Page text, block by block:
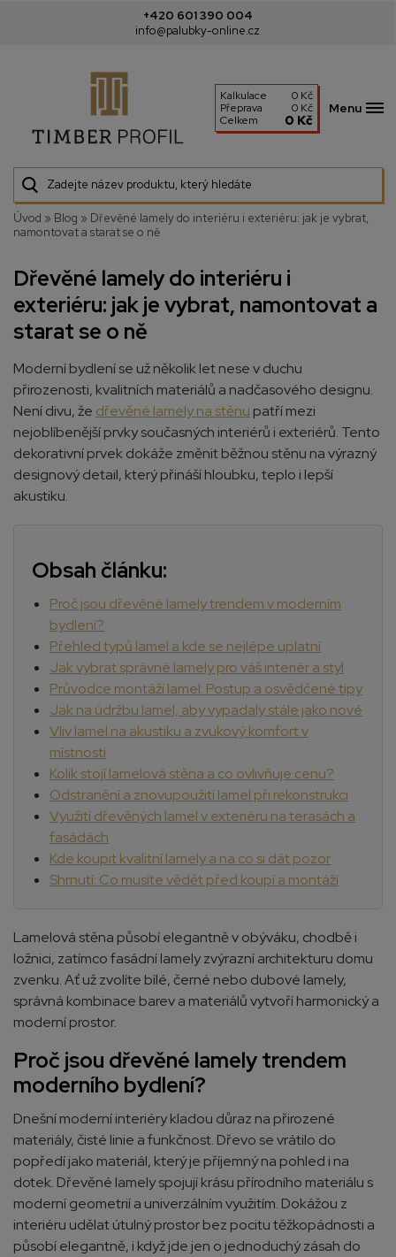
+420 601 390 004
info@palubky-online.cz
Kalkulace
0 Kč
Přeprava
0 Kč
Celkem
0 Kč
Menu
Úvod » Blog » Dřevěné lamely do interiéru i exteriéru: jak je vybrat,
namontovat a starat se o ně
Dřevěné lamely do interiéru i
exteriéru: jak je vybrat, namontovat a
starat se o ně
Moderní bydlení se už několik let nese v duchu
přirozenosti, kvalitních materiálů a nadčasového designu.
Není divu, že dřevěné lamely na stěnu patří mezi
nejoblíbenější prvky současných interiérů i exteriérů. Tento
dekorativní prvek dokáže změnit běžnou stěnu na výrazný
designový detail, který přináší hloubku, teplo i lepší
akustiku.
Obsah článku:
Proč jsou dřevěné lamely trendem v moderním
bydlení?
Přehled typů lamel a kde se nejlépe uplatní
Jak vybrat správné lamely pro váš interiér a styl
Průvodce montáží lamel: Postup a osvědčené tipy
Jak na údržbu lamel, aby vypadaly stále jako nové
Vliv lamel na akustiku a zvukový komfort v
místnosti
Kolik stojí lamelová stěna a co ovlivňuje cenu?
Odstranění a znovupoužití lamel při rekonstrukci
Využití dřevěných lamel v exteriéru na terasách a
fasádách
Kde koupit kvalitní lamely a na co si dát pozor
Shrnutí: Co musíte vědět před koupí a montáží
Lamelová stěna působí elegantně v obýváku, chodbě i
ložnici, zatímco fasádní lamely zvýrazní architekturu domu
zvenku. Ať už zvolíte bílé, černé nebo dubové lamely,
správná kombinace barev a materiálů vytvoří harmonický a
moderní prostor.
Proč jsou dřevěné lamely trendem
moderního bydlení?
Dnešní moderní interiéry kladou důraz na přirozené
materiály, čisté linie a funkčnost. Dřevo se vrátilo do
popředí jako materiál, který je příjemný na pohled i na
dotek. Dřevěné lamely spojují krásu přírodního materiálu s
moderní geometrií a univerzálním využitím. Dokážou z
interiéru udělat útulný prostor bez pocitu těžkopádnosti a
působí elegantně, i když jde jen o jednoduchý zásah do